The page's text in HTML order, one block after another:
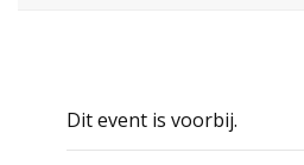
Dit event is voorbij.